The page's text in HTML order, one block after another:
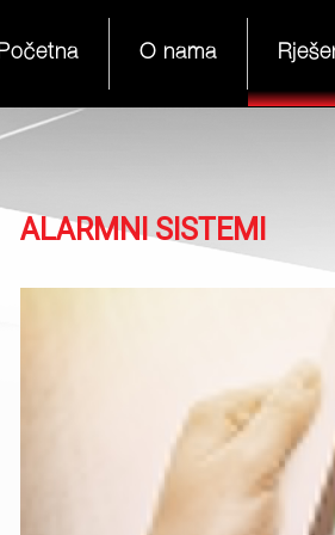
Početna O nama
ALARMNI SISTEMI